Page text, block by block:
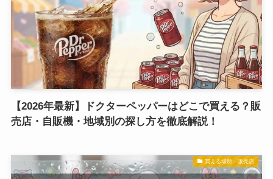
【2026年最新】ドクターペッパーはどこで買える？販
売店・自販機・地域別の探し方を徹底解説！
買える場所・販売店